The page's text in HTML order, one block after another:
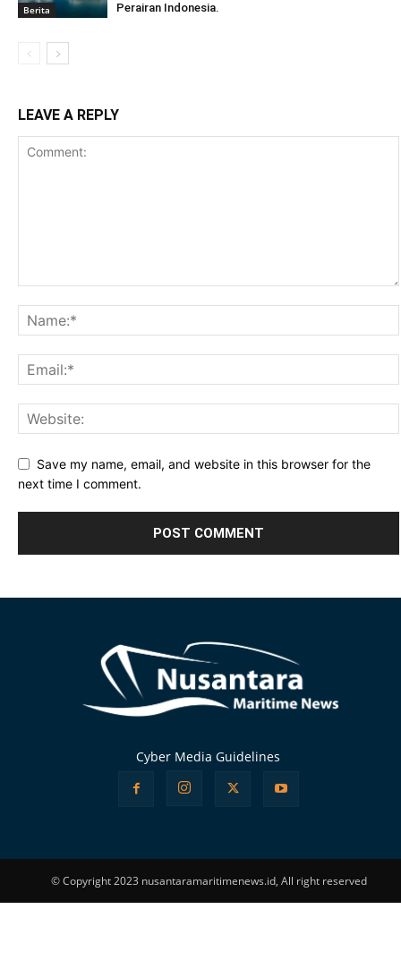
Berita
Perairan Indonesia.
LEAVE A REPLY
Save my name, email, and website in this browser for the
next time I comment.
Cyber Media Guidelines
© Copyright 2023 nusantaramaritimenews.id, All right reserved